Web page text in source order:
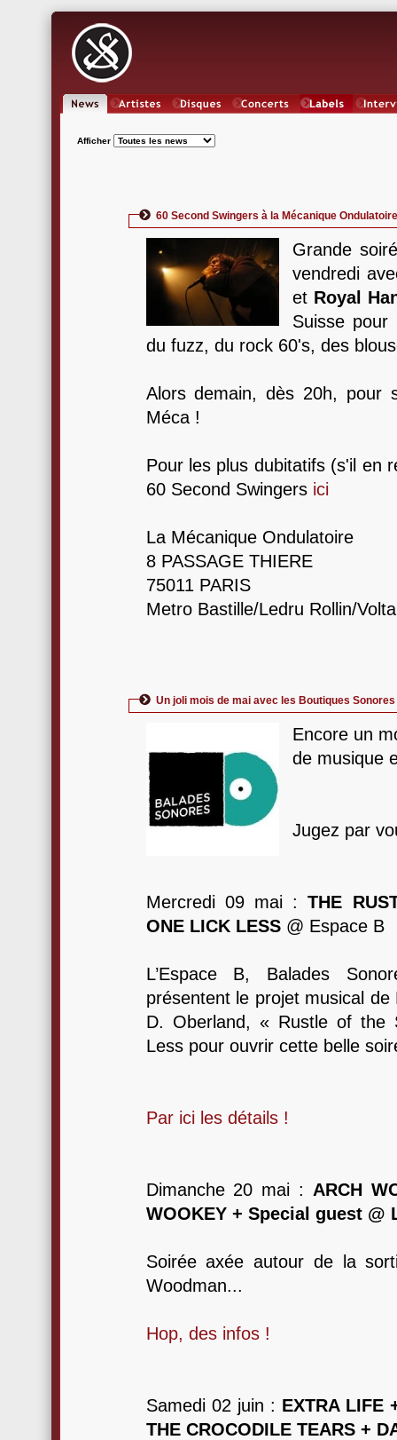
Afficher
60 Second Swingers à la Mécanique
Grande
vendredi
et Royal
Suisse pour
du fuzz, du rock 60's, des
Alors demain, dès 20h, pour
Méca !
Pour les plus dubitatifs (s'il en
60 Second Swingers ici
La Mécanique Ondulatoire
8 PASSAGE THIERE
75011 PARIS
Metro Bastille/Ledru Rollin/
Un joli mois de mai avec les Boutiques Sonores
Encore un
de musique
Jugez par
Mercredi 09 mai :THE
ONE LICK LESS@ Espace B
L’Espace B, Balades
présentent le projet musical
D. Oberland, « Rustle of the
Less pour ouvrir cette belle
Par ici les détails !
Dimanche 20 mai : ARCH
WOOKEY + Special guest @
Soirée axée autour de la
Woodman...
Hop, des infos !
Samedi 02 juin : EXTRA LIFE
THE CROCODILE TEARS +